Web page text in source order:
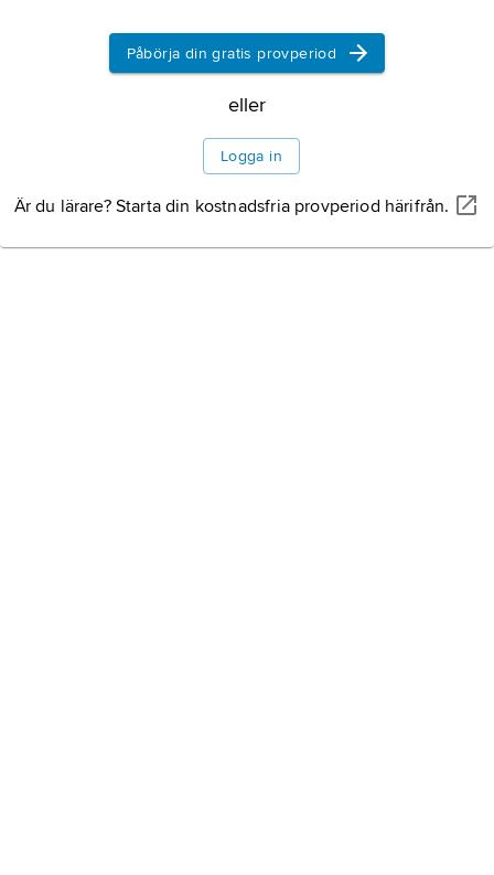
med en
Information om artikeln
Påbörja din gratis provperiod
eller
Logga in
Är du lärare? Starta din kostnadsfria provperiod härifrån.